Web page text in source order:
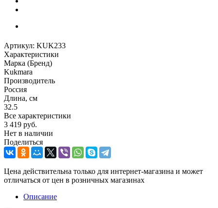
Артикул: KUK233
Характеристики
Марка (Бренд)
Kukmara
Производитель
Россия
Длина, см
32.5
Все характеристики
3 419 руб.
Нет в наличии
Поделиться
Цена действительна только для интернет-магазина и может
отличаться от цен в розничных магазинах
Описание